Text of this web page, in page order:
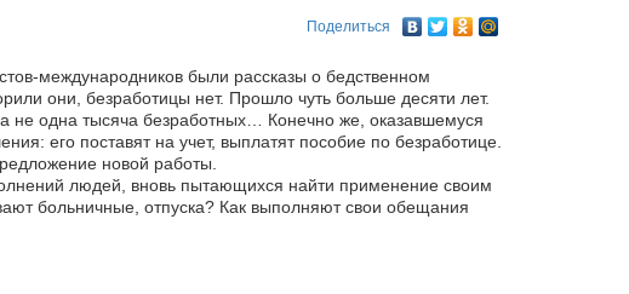
Поделиться
международников были рассказы о бедственном
они, безработицы нет. Прошло чуть больше десяти лет.
не одна тысяча безработных… Конечно же, оказавшемуся
его поставят на учет, выплатят пособие по безработице.
новой работы.
людей, вновь пытающихся найти применение своим
больничные, отпуска? Как выполняют свои обещания